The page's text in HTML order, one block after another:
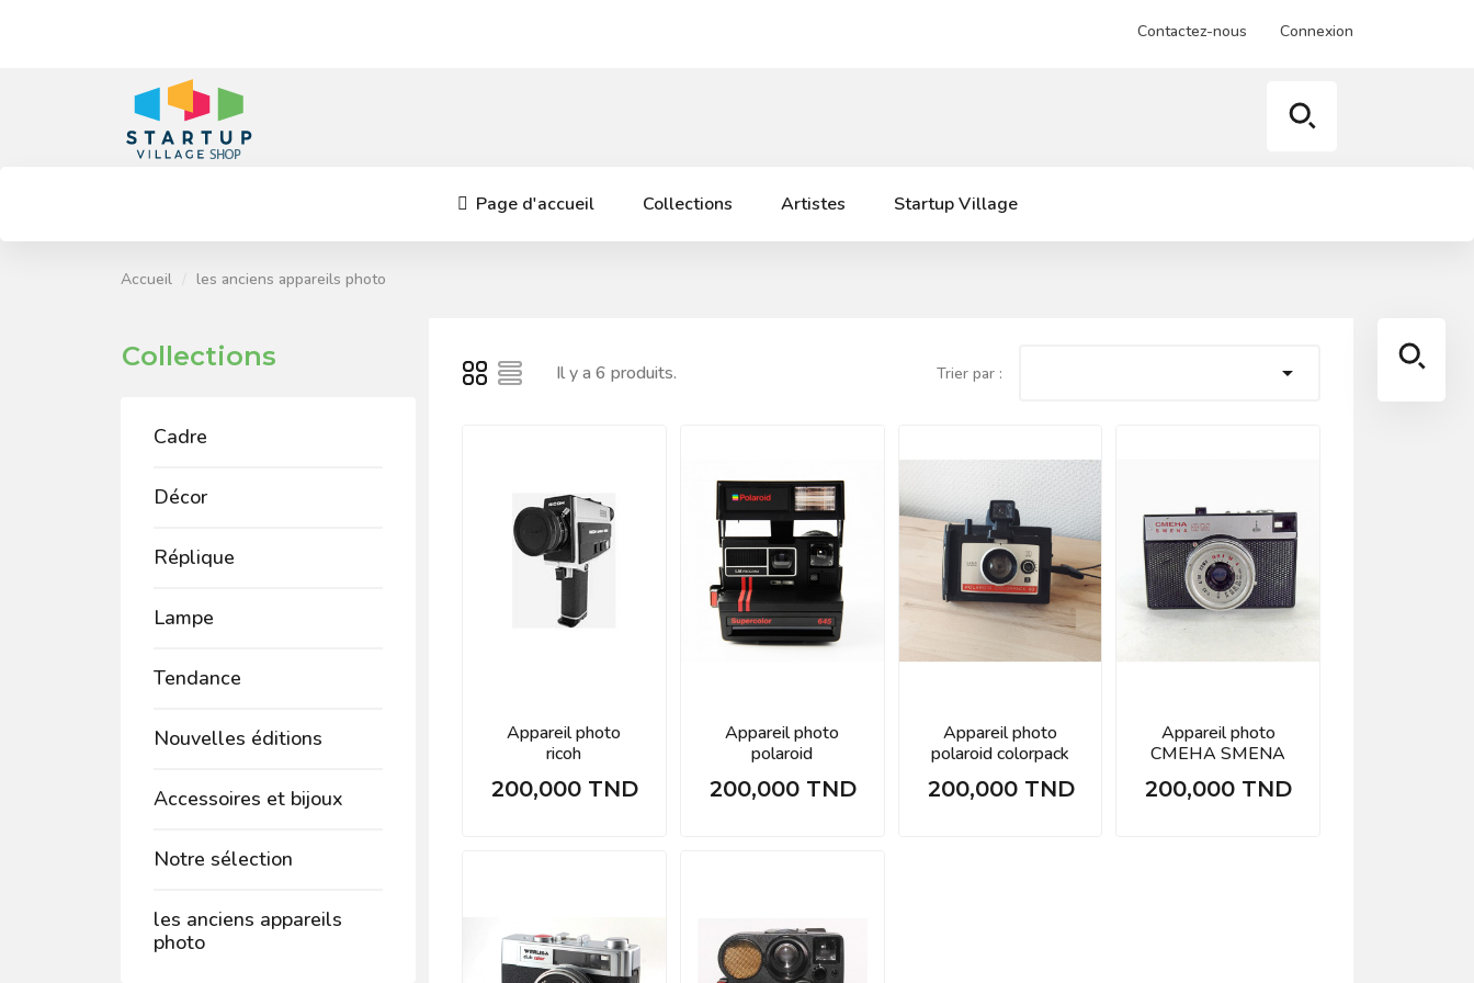
Contactez-nous Connexion
Page d'accueil Collections Artistes Startup Village
Accueil les anciens appareils photo
Collections
Cadre
Décor
Réplique
Lampe
Tendance
Nouvelles éditions
Accessoires et bijoux
Notre sélection
les anciens appareils
photo
Il y a 6 produits. Trier par : 
Appareil photo
ricoh
Prix
200,000 TND
Appareil photo
polaroid
Prix
200,000 TND
Appareil photo
polaroid colorpack
Prix
200,000 TND
Appareil photo
CMEHA SMENA
Prix
200,000 TND